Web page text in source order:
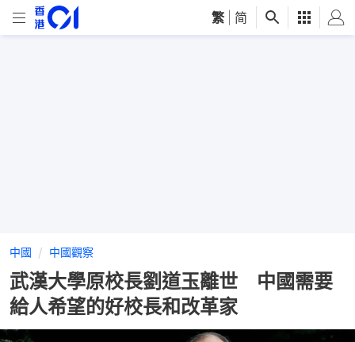
繁 简
中國 中國觀察
武漢大學原校長劉道玉離世 中國需要
給人希望的好校長和改革家